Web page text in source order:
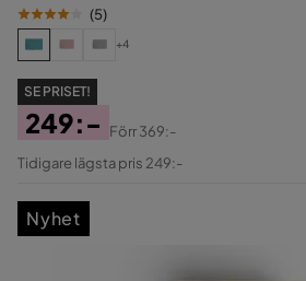
(5)
+4
SE PRISET!
Pris
249:-
Original
Förr369:-
Tidigare lägsta pris 249:-
Nyhet